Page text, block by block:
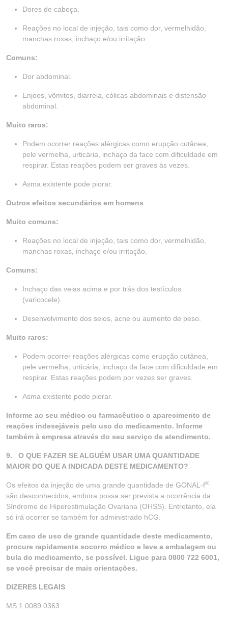
Dores de cabeça.
Reações no local de injeção, tais como dor, vermelhidão,
manchas roxas, inchaço e/ou irritação.
Comuns:
Dor abdominal.
Enjoos, vômitos, diarreia, cólicas abdominais e distensão
abdominal.
Muito raros:
Podem ocorrer reações alérgicas como erupção cutânea,
pele vermelha, urticária, inchaço da face com dificuldade em
respirar. Estas reações podem ser graves às vezes.
Asma existente pode piorar.
Outros efeitos secundários em homens
Muito comuns:
Reações no local de injeção, tais como dor, vermelhidão,
manchas roxas, inchaço e/ou irritação.
Comuns:
Inchaço das veias acima e por trás dos testículos
(varicocele).
Desenvolvimento dos seios, acne ou aumento de peso.
Muito raros:
Podem ocorrer reações alérgicas como erupção cutânea,
pele vermelha, urticária, inchaço da face com dificuldade em
respirar. Estas reações podem por vezes ser graves.
Asma existente pode piorar.
Informe ao seu médico ou farmacêutico o aparecimento de
reações indesejáveis pelo uso do medicamento. Informe
também à empresa através do seu serviço de atendimento.
9. O QUE FAZER SE ALGUÉM USAR UMA QUANTIDADE
MAIOR DO QUE A INDICADA DESTE MEDICAMENTO?
Os efeitos da injeção de uma grande quantidade de GONAL-f®
são desconhecidos, embora possa ser prevista a ocorrência da
Síndrome de Hiperestimulação Ovariana (OHSS). Entretanto, ela
só irá ocorrer se também for administrado hCG.
Em caso de uso de grande quantidade deste medicamento,
procure rapidamente socorro médico e leve a embalagem ou
bula do medicamento, se possível. Ligue para 0800 722 6001,
se você precisar de mais orientações.
DIZERES LEGAIS
MS 1.0089.0363